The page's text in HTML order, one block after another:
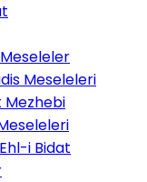
Meseleler
Meseleleri
Mezhebi
i Bidat